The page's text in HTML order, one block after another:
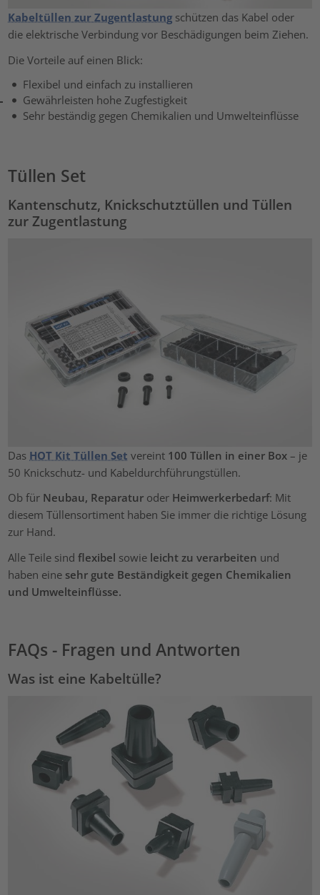
Kabeltüllen zur Zugentlastung schützen das Kabel oder
die elektrische Verbindung vor Beschädigungen beim Ziehen.
Die Vorteile auf einen Blick:
Flexibel und einfach zu installieren
Gewährleisten hohe Zugfestigkeit
Sehr beständig gegen Chemikalien und Umwelteinflüsse
Tüllen Set
Kantenschutz, Knickschutztüllen und Tüllen
zur Zugentlastung
Das HOT Kit Tüllen Set vereint 100 Tüllen in einer Box – je
50 Knickschutz- und Kabeldurchführungstüllen.
Ob für Neubau, Reparatur oder Heimwerkerbedarf: Mit
diesem Tüllensortiment haben Sie immer die richtige Lösung
zur Hand.
Alle Teile sindflexibel sowie leicht zu verarbeiten und
haben eine sehr gute Beständigkeit gegen Chemikalien
und Umwelteinflüsse.
FAQs - Fragen und Antworten
Was ist eine Kabeltülle?